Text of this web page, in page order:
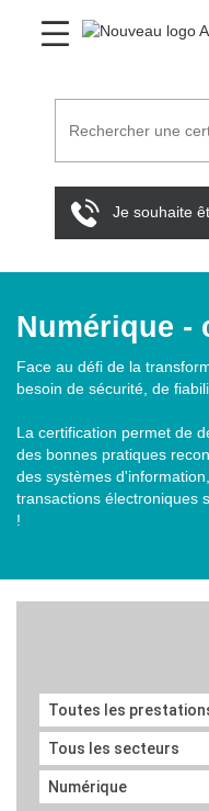
Je souhaite
Numérique -
Face au défi de la
besoin de sécurité, de
La certification permet de
des bonnes pratiques
des systèmes
transactions électroniques
!
Toutes les
Tous les secteurs
Numérique